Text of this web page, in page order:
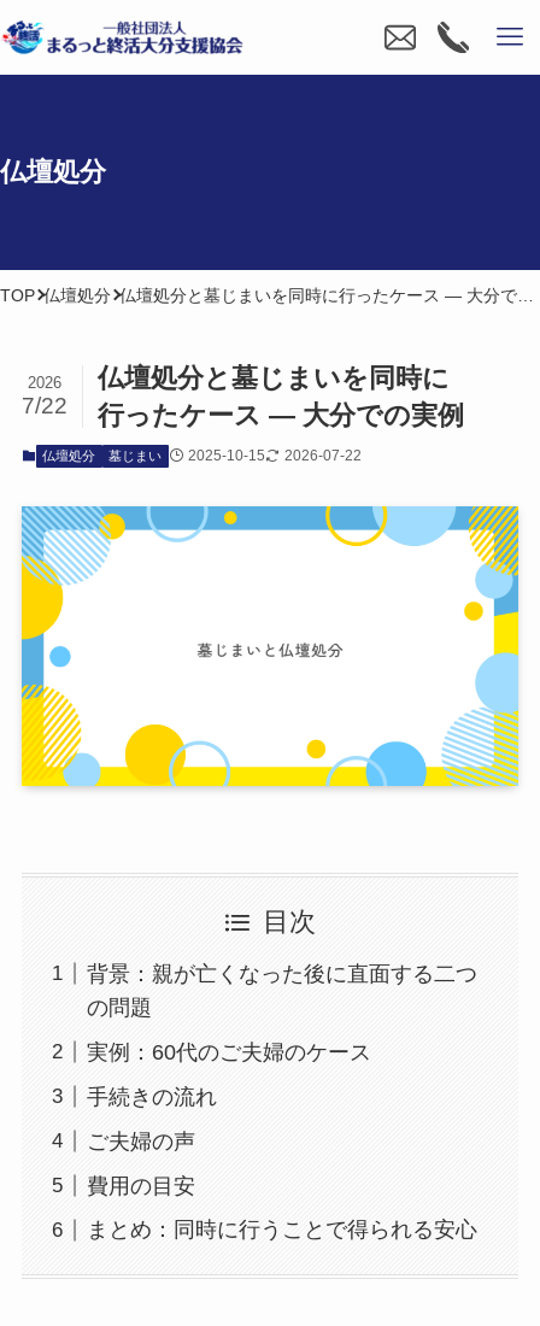
仏壇処分
TOP 仏壇処分
仏壇処分と​墓じまいを​同時に​
行った​ケース ― 大分での​実例
2026
7/22
仏壇処分 墓じまい 2025-10-15 2026-07-22
目次
背景：親が亡くなった後に直面する二つ
の問題
実例：60代のご夫婦のケース
手続きの流れ
ご夫婦の声
費用の目安
まとめ：同時に行うことで得られる安心